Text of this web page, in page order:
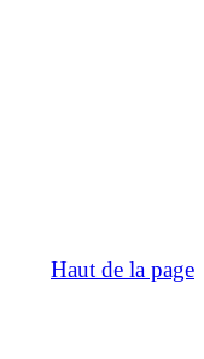
Haut de la page